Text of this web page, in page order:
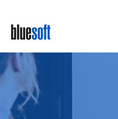
main
content